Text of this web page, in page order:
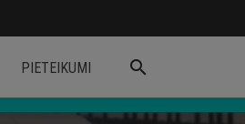
PIETEIKUMI search